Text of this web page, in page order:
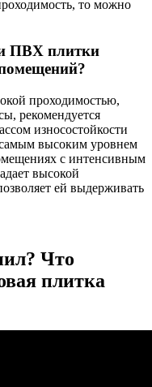
то можно
ПВХ плитки
проходимостью,
рекомендуется
износостойкости
самым высоким уровнем
с интенсивным
высокой
ей выдерживать
Что
плитка